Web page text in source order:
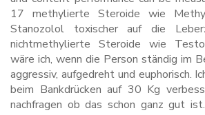
17 methylierte Steroide wie
Stanozolol toxischer auf die
nichtmethylierte Steroide wie
wäre ich, wenn die Person ständig im
aggressiv, aufgedreht und euphorisch.
beim Bankdrücken auf 30 Kg
nachfragen ob das schon ganz gut